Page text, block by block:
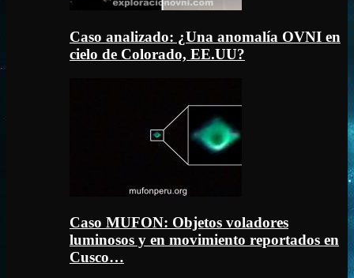
Caso analizado: ¿Una anomalía OVNI en
cielo de Colorado, EE.UU?
Caso MUFON: Objetos voladores
luminosos y en movimiento reportados en
Cusco…